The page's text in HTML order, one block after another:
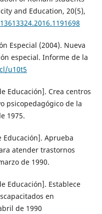
and Education, 20(5),
Especial (2004). Nueva
especial. Informe de la
u10t5
Educación]. Crea centros
psicopedagógico de la
1975.
Educación]. Aprueba
atender trastornos
de 1990.
Educación]. Establece
en
de 1990